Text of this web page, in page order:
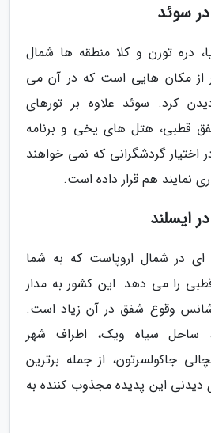
سوئد
دره تورن و کلا منطقه ها شمال
از مکان هایی است که در آن می
کرد. سوئد علاوه بر تورهای
قطبی، هتل های یخی و برنامه
اختیار گردشگرانی که نمی خواهند
نمایند هم قرار داده است.
ایسلند
ای در شمال اروپاست که به شما
را می دهد. این کشور به مدار
وقوع شفق در آن زیاد است.
ساحل سیاه ویک، اطراف شهر
جاکولسرتون، از جمله برترین
دیدنی این پدیده مجذوب کننده به